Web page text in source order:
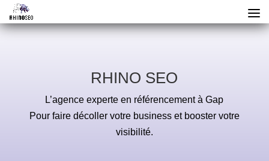
RHINO SEO
L’agence experte en référencement à Gap
Pour faire décoller votre business et booster votre
visibilité.